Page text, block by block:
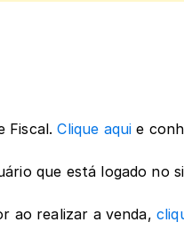
Fiscal. Clique aqui e
que está logado no
ao realizar a venda,